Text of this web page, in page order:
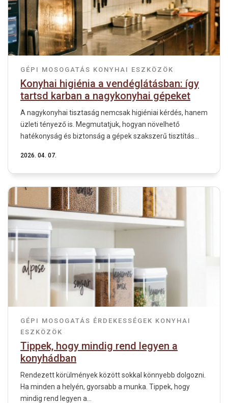
GÉPI MOSOGATÁS KONYHAI ESZKÖZÖK
Konyhai higiénia a vendéglátásban: így
tartsd karban a nagykonyhai gépeket
A nagykonyhai tisztaság nemcsak higiéniai kérdés, hanem
üzleti tényező is. Megmutatjuk, hogyan növelhető
hatékonyság és biztonság a gépek szakszerű tisztítás...
2026. 04. 07.
GÉPI MOSOGATÁS ÉRDEKESSÉGEK KONYHAI
ESZKÖZÖK
Tippek, hogy mindig rend legyen a
konyhádban
Rendezett körülmények között sokkal könnyebb dolgozni.
Ha minden a helyén, gyorsabb a munka. Tippek, hogy
mindig rend legyen a...